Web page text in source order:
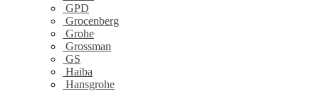
GPD
Grocenberg
Grohe
Grossman
GS
Haiba
Hansgrohe